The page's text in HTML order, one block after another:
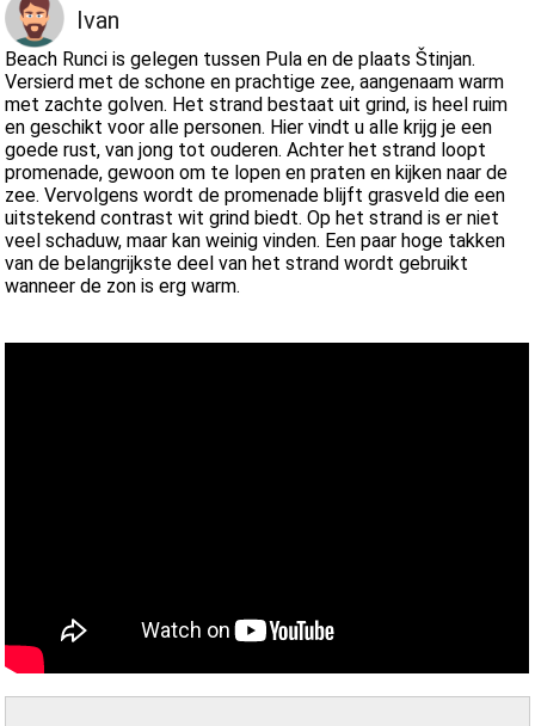
Ontmoet Kroatië
musea
Ivan
Beach Runci is gelegen tussen Pula en de plaats Štinjan.
Versierd met de schone en prachtige zee, aangenaam warm
met zachte golven. Het strand bestaat uit grind, is heel ruim
en geschikt voor alle personen. Hier vindt u alle krijg je een
goede rust, van jong tot ouderen. Achter het strand loopt
promenade, gewoon om te lopen en praten en kijken naar de
zee. Vervolgens wordt de promenade blijft grasveld die een
uitstekend contrast wit grind biedt. Op het strand is er niet
veel schaduw, maar kan weinig vinden. Een paar hoge takken
van de belangrijkste deel van het strand wordt gebruikt
wanneer de zon is erg warm.